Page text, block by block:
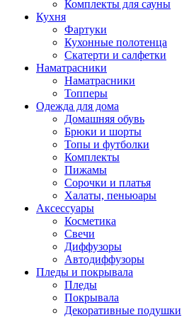
Комплекты для сауны
Кухня
Фартуки
Кухонные полотенца
Скатерти и салфетки
Наматрасники
Наматрасники
Топперы
Одежда для дома
Домашняя обувь
Брюки и шорты
Топы и футболки
Комплекты
Пижамы
Сорочки и платья
Халаты, пеньюары
Аксессуары
Косметика
Свечи
Диффузоры
Автодиффузоры
Пледы и покрывала
Пледы
Покрывала
Декоративные подушки